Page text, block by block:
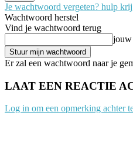
Je wachtwoord vergeten? hulp
Wachtwoord herstel
Vind je wachtwoord terug
jouw
Er zal een wachtwoord naar je
LAAT EEN REACTIE
Log in om een opmerking achter